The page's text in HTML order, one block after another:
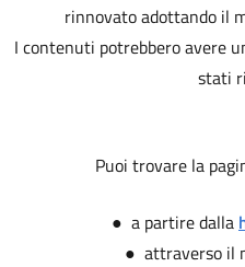
rinnovato adottando il
I contenuti potrebbero avere
stati
Puoi trovare la
● a partire dalla
● attraverso il